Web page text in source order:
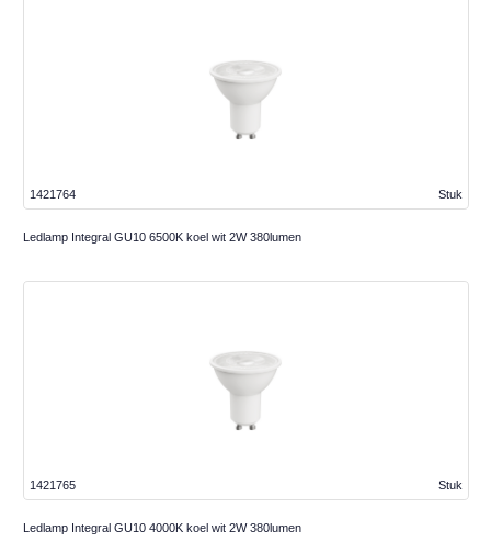
Stuk
1421764
Ledlamp Integral GU10 6500K koel wit 2W 380lumen
Stuk
1421765
Ledlamp Integral GU10 4000K koel wit 2W 380lumen